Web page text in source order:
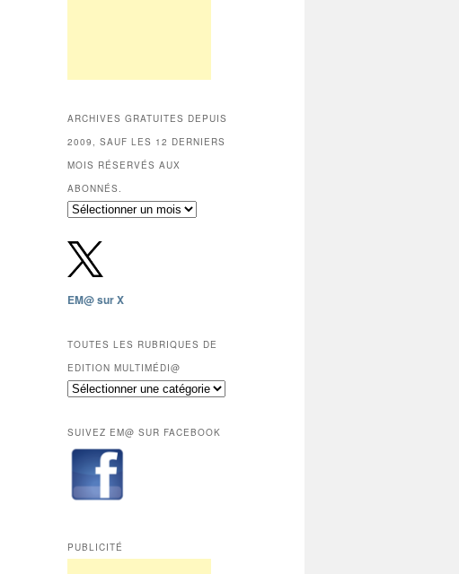
ARCHIVES GRATUITES DEPUIS
2009, SAUF LES 12 DERNIERS
MOIS RÉSERVÉS AUX
ABONNÉS.
Archives
depuis
2009,
sauf
les
mois
réservés
aux
abonnés.
EM@ sur X
TOUTES LES RUBRIQUES DE
EDITION MULTIMÉDI@
Toutes
de
Edition
Multimédi@
SUIVEZ EM@ SUR FACEBOOK
PUBLICITÉ